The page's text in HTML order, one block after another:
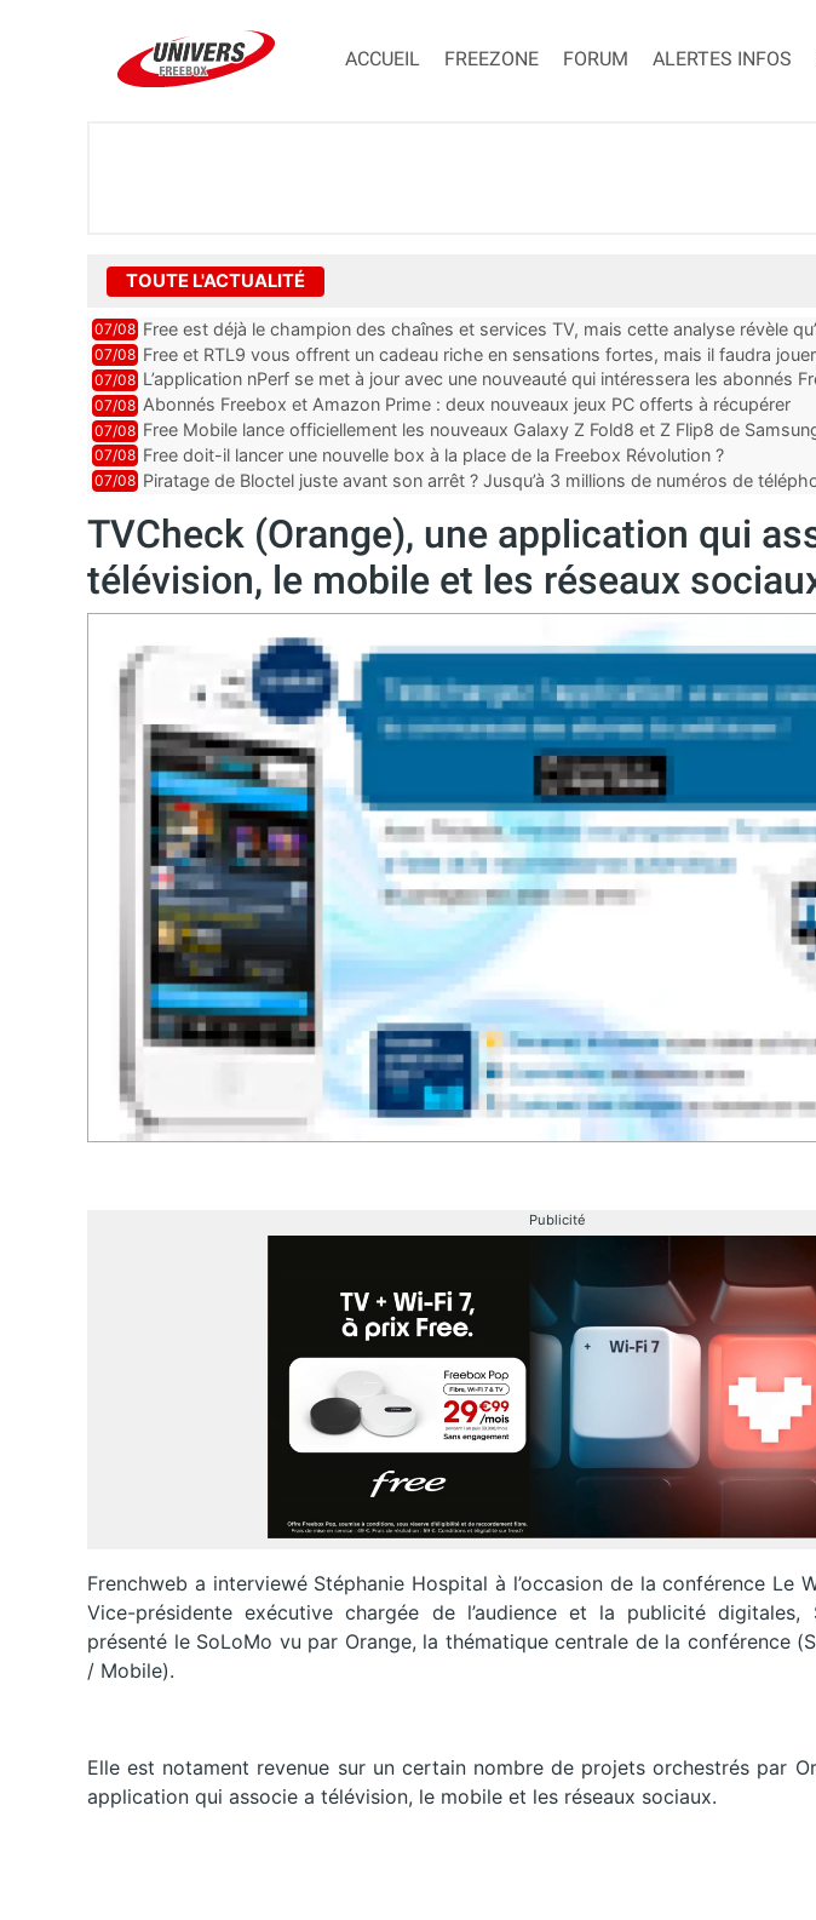
ACCUEIL FREEZONE FORUM ALERTES INFOS
TOUTE L'ACTUALITÉ
07/08 Free est déjà le champion des chaînes et services TV, mais cette analyse révèle
encore au moin...
07/08 Free et RTL9 vous offrent un cadeau riche en sensations fortes, mais il faudra
l’obtenir
07/08 L’application nPerf se met à jour avec une nouveauté qui intéressera les abonnés
Mobile, Orange, SFR ...
07/08 Abonnés Freebox et Amazon Prime : deux nouveaux jeux PC offerts à récupérer
07/08 Free Mobile lance officiellement les nouveaux Galaxy Z Fold8 et Z Flip8 de
des promos et des cadeaux
07/08 Free doit-il lancer une nouvelle box à la place de la Freebox Révolution ?
07/08 Piratage de Bloctel juste avant son arrêt ? Jusqu’à 3 millions de numéros de
TVCheck (Orange), une application qui
télévision, le mobile et les réseaux
Publicité
Frenchweb a interviewé Stéphanie Hospital à l’occasion de la conférence Le
Vice-présidente exécutive chargée de l’audience et la publicité digitales,
présenté le SoLoMo vu par Orange, la thématique centrale de la conférence
/ Mobile).
Elle est notament revenue sur un certain nombre de projets orchestrés par
application qui associe a télévision, le mobile et les réseaux sociaux.